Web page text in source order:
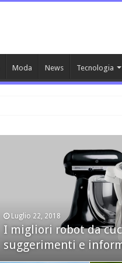
Moda News Tecnologia
Luglio 22, 2018
I migliori robot da
suggerimenti e
Febbraio 13, 2017
Segno zodiacale